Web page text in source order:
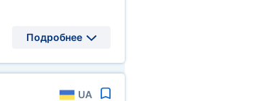
Подробнее
UA